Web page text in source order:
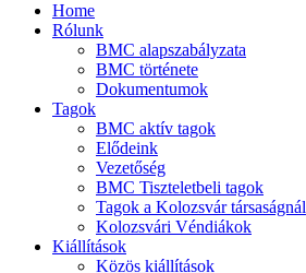
Home
Rólunk
BMC alapszabályzata
BMC története
Dokumentumok
Tagok
BMC aktív tagok
Elődeink
Vezetőség
BMC Tiszteletbeli tagok
Tagok a Kolozsvár társaságnál
Kolozsvári Véndiákok
Kiállítások
Közös kiállítások